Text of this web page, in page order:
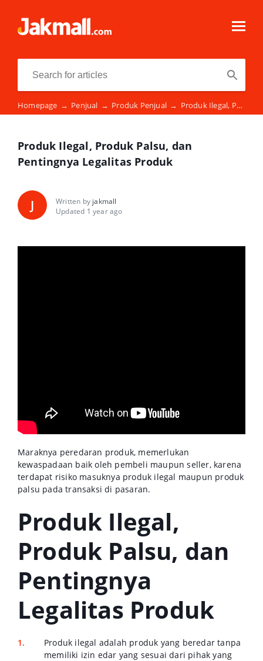
Homepage → Penjual → Produk Penjual → Produk Ilegal, Produk Palsu, dan Pentingnya Legalitas Produk
Produk Ilegal, Produk Palsu, dan
Pentingnya Legalitas Produk
J Written by jakmall
Updated 1 year ago
Maraknya peredaran produk, memerlukan
kewaspadaan baik oleh pembeli maupun seller, karena
terdapat risiko masuknya produk ilegal maupun produk
palsu pada transaksi di pasaran.
Produk Ilegal,
Produk Palsu, dan
Pentingnya
Legalitas Produk
Produk ilegal adalah produk yang beredar tanpa
memiliki izin edar yang sesuai dari pihak yang